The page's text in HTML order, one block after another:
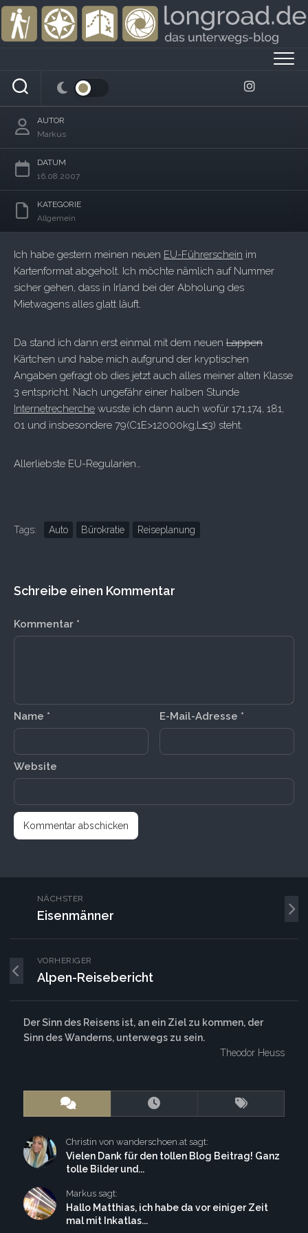
Skip
content
Unterwegs auf Europas Straßen
AUTOR
Markus
DATUM
16.08.2007
KATEGORIE
Allgemein
Ich habe gestern meinen neuen EU-Führerschein im
Kartenformat abgeholt. Ich möchte nämlich auf Nummer
sicher gehen, dass in Irland bei der Abholung des
Mietwagens alles glatt läuft.
Da stand ich dann erst einmal mit dem neuen Lappen
Kärtchen und habe mich aufgrund der kryptischen
Angaben gefragt ob dies jetzt auch alles meiner alten Klasse
3 entspricht. Nach ungefähr einer halben Stunde
Internetrecherche wusste ich dann auch wofür 171,174, 181,
01 und insbesondere 79(C1E>12000kg,L≤3) steht.
Allerliebste EU-Regularien…
Tags: Auto Bürokratie Reiseplanung
Schreibe einen Kommentar
Kommentar *
Name * E-Mail-Adresse *
Website
NÄCHSTER
Eisenmänner
VORHERIGER
Alpen-Reisebericht
Der Sinn des Reisens ist, an ein Ziel zu kommen, der
Sinn des Wanderns, unterwegs zu sein.
Theodor Heuss
Christin von wanderschoen.at sagt:
Vielen Dank für den tollen Blog Beitrag! Ganz
tolle Bilder und...
Markus sagt:
Hallo Matthias, ich habe da vor einiger Zeit
mal mit Inkatlas...